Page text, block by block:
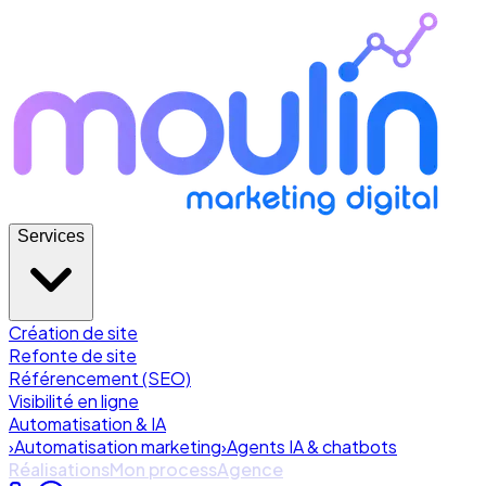
Services
Création de site
Refonte de site
Référencement (SEO)
Visibilité en ligne
Automatisation & IA
›Automatisation marketing›Agents IA & chatbots
RéalisationsMon processAgence